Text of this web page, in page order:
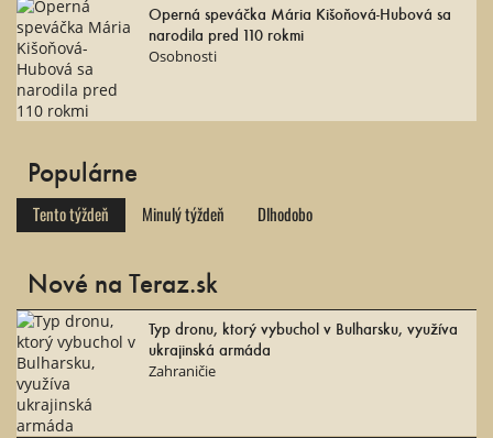
Operná speváčka Mária Kišoňová-Hubová sa
narodila pred 110 rokmi
Osobnosti
Populárne
Tento týždeň Minulý týždeň Dlhodobo
Nové na Teraz.sk
Typ dronu, ktorý vybuchol v Bulharsku, využíva
ukrajinská armáda
Zahraničie